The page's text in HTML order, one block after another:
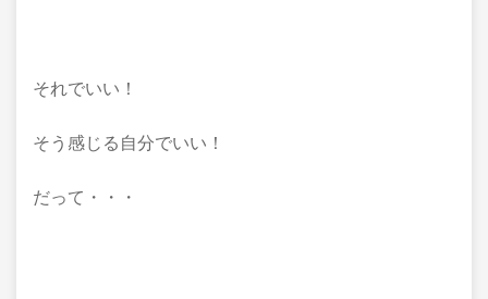
それでいい！
そう感じる自分でいい！
だって・・・